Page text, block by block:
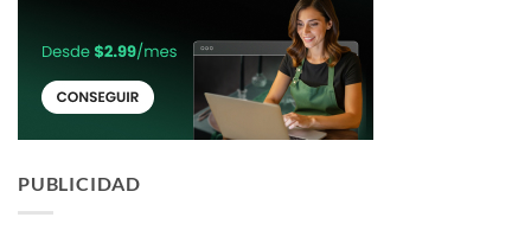
PUBLICIDAD